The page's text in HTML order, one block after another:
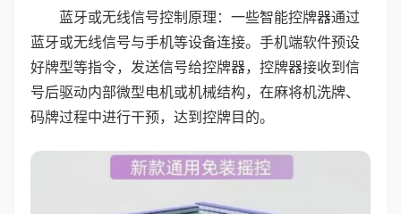
蓝牙或无线信号控制原理：一些智能控牌器通过
蓝牙或无线信号与手机等设备连接。手机端软件预设
好牌型等指令，发送信号给控牌器，控牌器接收到信
号后驱动内部微型电机或机械结构，在麻将机洗牌、
码牌过程中进行干预，达到控牌目的。